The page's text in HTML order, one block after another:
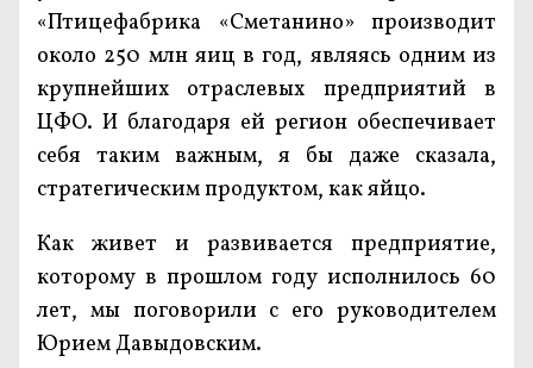
«Птицефабрика «Сметанино» производит
около 250 млн яиц в год, являясь одним из
крупнейших отраслевых предприятий в
ЦФО. И благодаря ей регион обеспечивает
себя таким важным, я бы даже сказала,
стратегическим продуктом, как яйцо.
Как живет и развивается предприятие,
которому в прошлом году исполнилось 60
лет, мы поговорили с его руководителем
Юрием Давыдовским.